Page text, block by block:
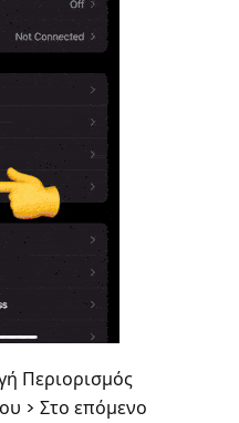
Περιορισμός
> Στο επόμενο